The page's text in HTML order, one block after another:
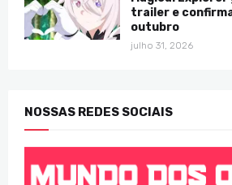
trailer e
outubro
julho 31, 2026
NOSSAS REDES SOCIAIS